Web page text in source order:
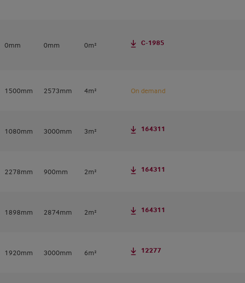
0mm 0mm 0m² C-1985
1500mm 2573mm 4m² On demand
1080mm 3000mm 3m² 164311
2278mm 900mm 2m² 164311
1898mm 2874mm 2m² 164311
1920mm 3000mm 6m² 12277